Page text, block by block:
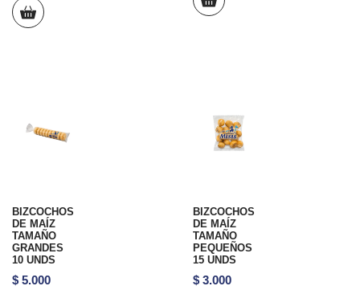
BIZCOCHOS
DE MAÍZ
TAMAÑO
GRANDES
10 UNDS
$ 5.000
BIZCOCHOS
DE MAÍZ
TAMAÑO
PEQUEÑOS
15 UNDS
$3.000